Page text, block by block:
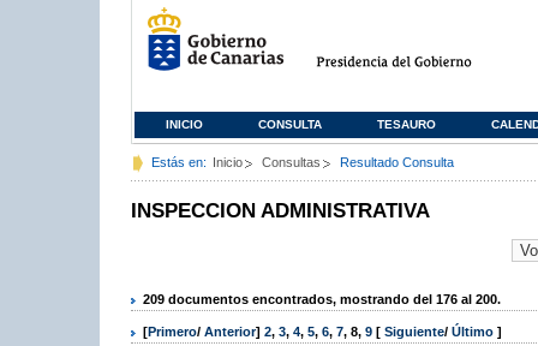
INICIO CONSULTA TESAURO
Estás en: Inicio Consultas Resultado Consulta
INSPECCION ADMINISTRATIVA
209 documentos encontrados, mostrando del 176 al 200.
[Primero/ Anterior] 2, 3, 4, 5, 6, 7, 8, 9 [ Siguiente/ Último ]